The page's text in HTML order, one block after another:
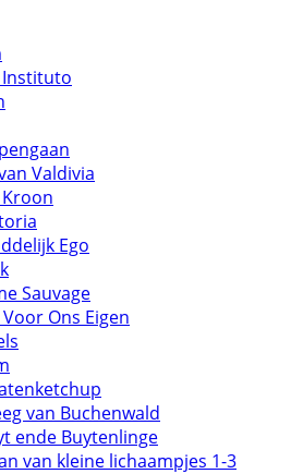
Instituto
Valdivia
Ego
Sauvage
Ons Eigen
van Buchenwald
ende Buytenlinge
van kleine lichaampjes 1-3